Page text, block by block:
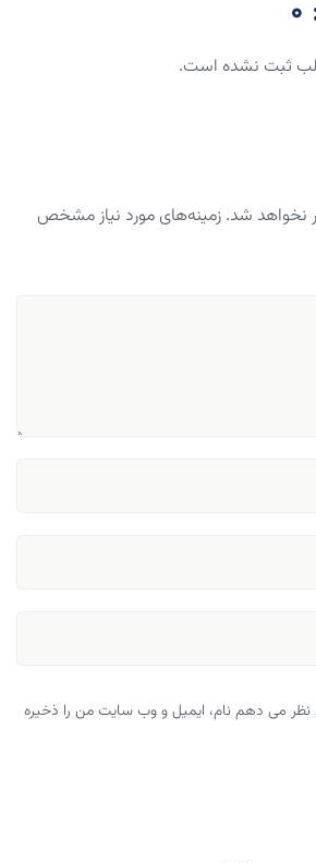
ثبت نشده است.
نخواهد شد. زمینه‌های مورد نیاز مشخص
نظر می دهم نام، ایمیل و وب سایت من را ذخیره